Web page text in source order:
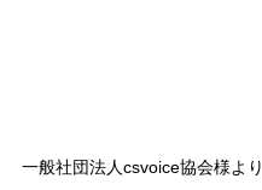
一般社団法人csvoice協会様より